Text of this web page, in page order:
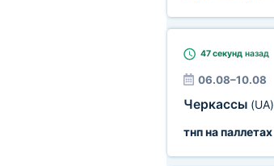
47 секундназад
06.08–10.08
Черкассы (UA)
тнп на паллетах